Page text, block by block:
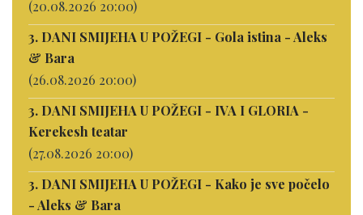
(20.08.2026 20:00)
3. DANI SMIJEHA U POŽEGI - Gola istina - Aleks
& Bara
(26.08.2026 20:00)
3. DANI SMIJEHA U POŽEGI - IVA I GLORIA -
Kerekesh teatar
(27.08.2026 20:00)
3. DANI SMIJEHA U POŽEGI - Kako je sve počelo
- Aleks & Bara